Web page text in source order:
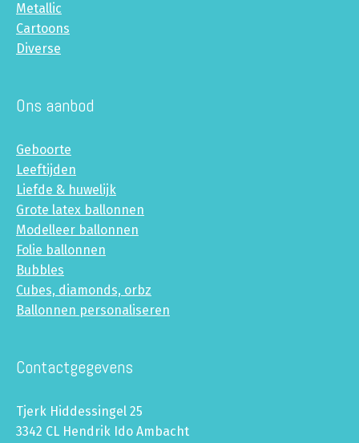
Metallic
Cartoons
Diverse
Ons aanbod
Geboorte
Leeftijden
Liefde & huwelijk
Grote latex ballonnen
Modelleer ballonnen
Folie ballonnen
Bubbles
Cubes, diamonds, orbz
Ballonnen personaliseren
Contactgegevens
Tjerk Hiddessingel 25
3342 CL Hendrik Ido Ambacht